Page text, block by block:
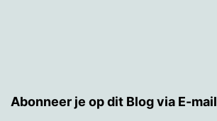
Abonneer je op dit Blog via E-mail